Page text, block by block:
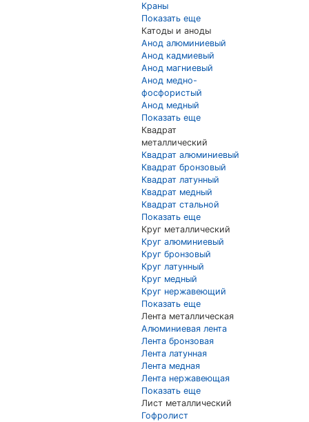
Краны
Показать еще
Катоды и аноды
Анод алюминиевый
Анод кадмиевый
Анод магниевый
Анод медно-
фосфористый
Анод медный
Показать еще
Квадрат
металлический
Квадрат алюминиевый
Квадрат бронзовый
Квадрат латунный
Квадрат медный
Квадрат стальной
Показать еще
Круг металлический
Круг алюминиевый
Круг бронзовый
Круг латунный
Круг медный
Круг нержавеющий
Показать еще
Лента металлическая
Алюминиевая лента
Лента бронзовая
Лента латунная
Лента медная
Лента нержавеющая
Показать еще
Лист металлический
Гофролист